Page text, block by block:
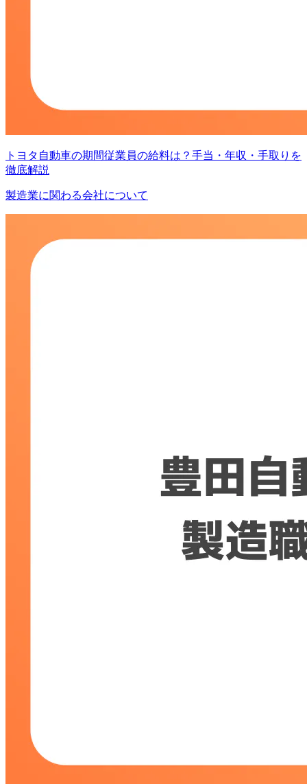
トヨタ自動車の期間従業員の給料は？手当・年収・手取りを
徹底解説
製造業に関わる会社について